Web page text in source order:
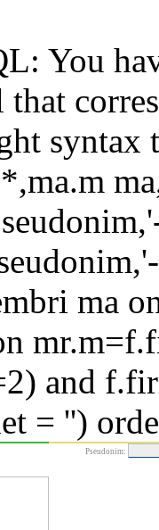
You
that
syntax
ma
and
= '')
Pseudonim: